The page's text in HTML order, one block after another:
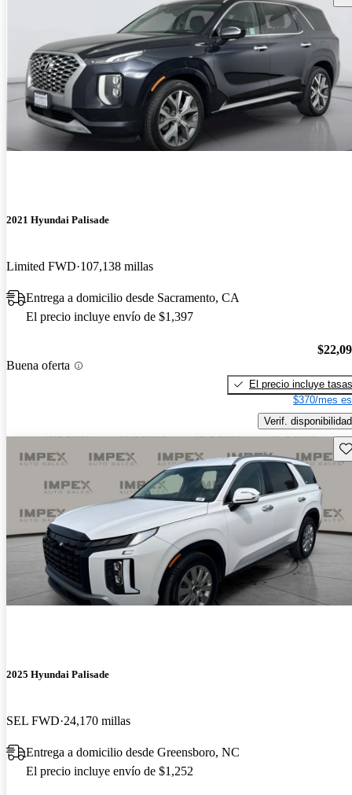
2021 Hyundai Palisade
Limited FWD 107,138 millas
Entrega a domicilio desde Sacramento, CA
El precio incluye envío de $1,397
Buena oferta
El precio incluye tasas
$370/mes
Verif. disponibilidad
2025 Hyundai Palisade
SEL FWD 24,170 millas
Entrega a domicilio desde Greensboro, NC
El precio incluye envío de $1,252